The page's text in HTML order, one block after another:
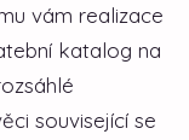
vám realizace
katalog na
související se